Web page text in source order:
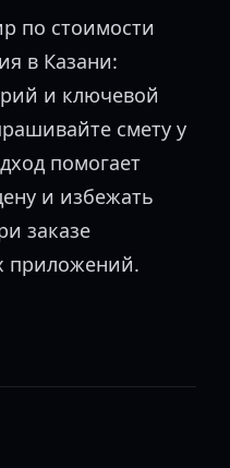
по стоимости
в Казани:
и ключевой
смету у
помогает
и избежать
заказе
приложений.